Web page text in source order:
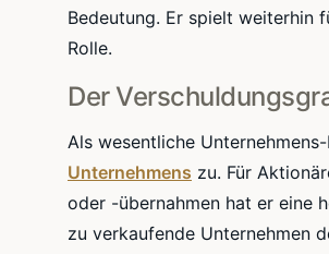
Bedeutung. Er spielt weiterhin
Rolle.
Der
Als wesentliche
Unternehmens zu. Für
oder -übernahmen hat er eine
zu verkaufende Unternehmen